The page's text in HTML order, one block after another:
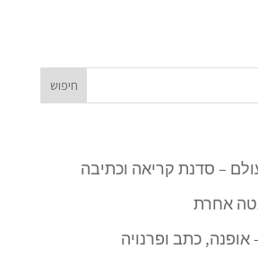
– סדנת קריאה וכתיבה
אחרת
אופנה, כתב ופרנויה